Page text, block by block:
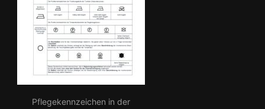
Pflegekennzeichen in der